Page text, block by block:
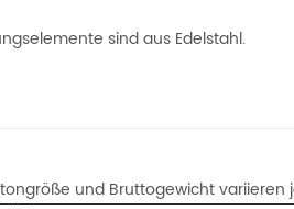
sind aus Edelstahl.
und Bruttogewicht